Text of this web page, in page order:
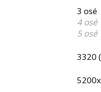
3 osé
4 osé
5 osé
3320